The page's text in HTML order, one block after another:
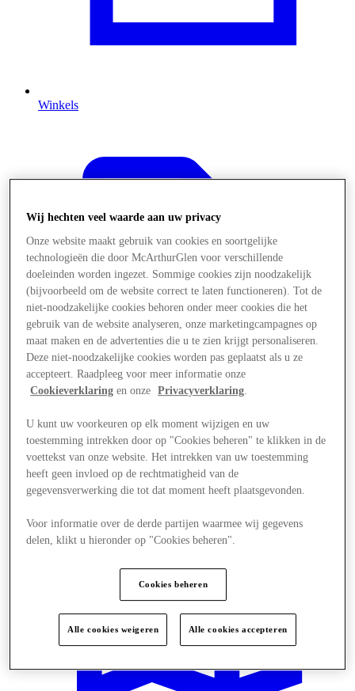
Winkels
Wij hechten veel waarde aan uw privacy
Onze website maakt gebruik van cookies en soortgelijke
technologieën die door McArthurGlen voor verschillende
doeleinden worden ingezet. Sommige cookies zijn noodzakelijk
(bijvoorbeeld om de website correct te laten functioneren). Tot de
niet-noodzakelijke cookies behoren onder meer cookies die het
gebruik van de website analyseren, onze marketingcampagnes op
maat maken en de advertenties die u te zien krijgt personaliseren.
Deze niet-noodzakelijke cookies worden pas geplaatst als u ze
accepteert. Raadpleeg voor meer informatie onze
Cookieverklaring en onze Privacyverklaring.
U kunt uw voorkeuren op elk moment wijzigen en uw
toestemming intrekken door op "Cookies beheren" te klikken in de
voettekst van onze website. Het intrekken van uw toestemming
heeft geen invloed op de rechtmatigheid van de
gegevensverwerking die tot dat moment heeft plaatsgevonden.
Voor informatie over de derde partijen waarmee wij gegevens
delen, klikt u hieronder op "Cookies beheren".
Cookies beheren
Alle cookies weigeren Alle cookies accepteren